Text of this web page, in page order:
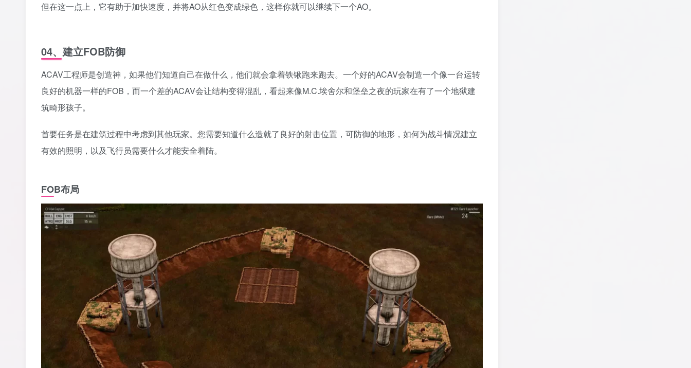
但在这一点上，它有助于加快速度，并将AO从红色变成绿色，这样你就可以继续下一个AO。
‎04、建立FOB防御‎
ACAV工程师是创造神，如果他们知道自己在做什么，他们就会拿着铁锹跑来跑去。一个好的ACAV会制造一个像一台运转
良好的机器一样的FOB，而一个差的ACAV会让结构变得混乱，看起来像M.C.埃舍尔和堡垒之夜的玩家在有了一个地狱建
筑畸形孩子。
‎首要任务是在建筑过程中考虑到其他玩家。您需要知道什么造就了良好的射击位置，可防御的地形，如何为战斗情况建立
有效的照明，以及飞行员需要什么才能安全着陆。‎
FOB布局